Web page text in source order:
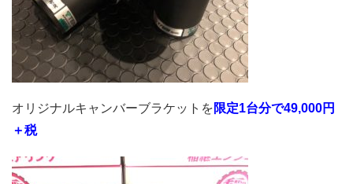
オリジナルキャンバーブラケットを限定1台分で49,000円
＋税